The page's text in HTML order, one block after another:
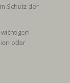
Schutz der
oder